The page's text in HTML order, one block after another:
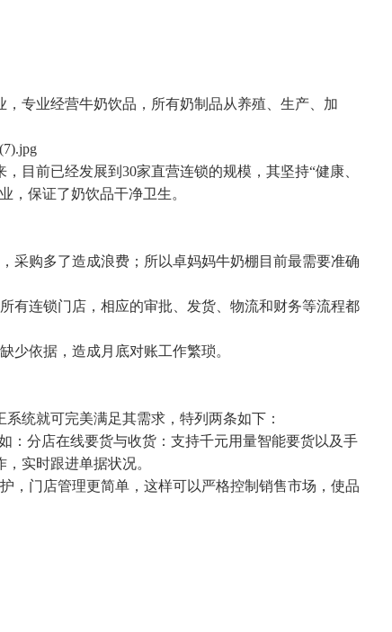
专业经营牛奶饮品，所有奶制品从养殖、生产、加
前已经发展到30家直营连锁的规模，其坚持“健康、
，保证了奶饮品干净卫生。
购多了造成浪费；所以卓妈妈牛奶棚目前最需要准确
连锁门店，相应的审批、发货、物流和财务等流程都
依据，造成月底对账工作繁琐。
就可完美满足其需求，特列两条如下：
分店在线要货与收货：支持千元用量智能要货以及手
实时跟进单据状况。
门店管理更简单，这样可以严格控制销售市场，使品